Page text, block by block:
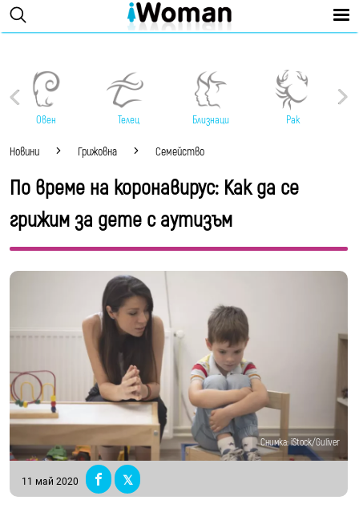
Овен Телец Близнаци Рак
Новини Грижовна Семейство
По време на коронавирус: Как да се
грижим за дете с аутизъм
Снимка: iStock/Guliver
11 май 2020